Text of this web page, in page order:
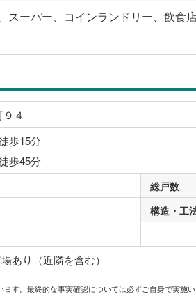
ーパー、コインランドリー、飲食
４
歩15分
歩45分
総戸数
構造・工
あり（近隣を含む）
す。最終的な事実確認については必ずご自身で実施い